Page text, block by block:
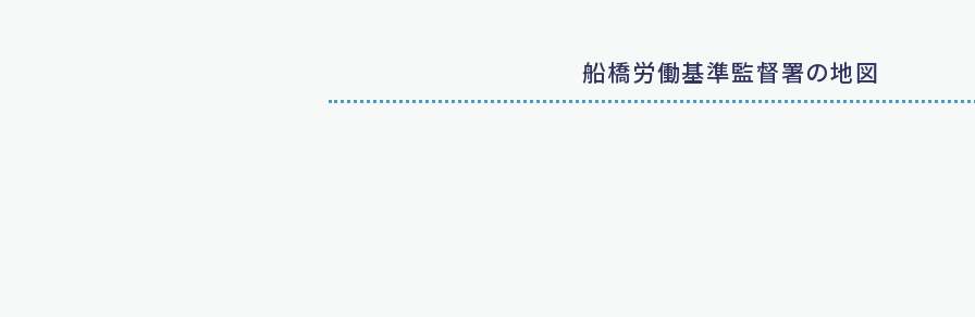
船橋労働基準監督署の地図